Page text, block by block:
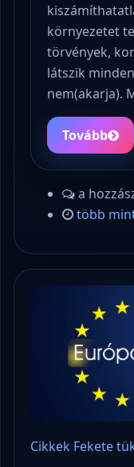
környezetet
törvények,
látszik
nem(akarja).
Tovább
a
több
Cikkek Fekete